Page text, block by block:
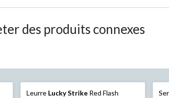
des produits connexes
Leurre Lucky StrikeRed Flash